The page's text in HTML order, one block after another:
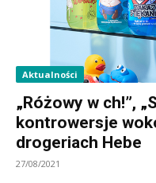
Aktualności
„Różowy w ch!”,
kontrowersje
drogeriach Hebe
27/08/2021